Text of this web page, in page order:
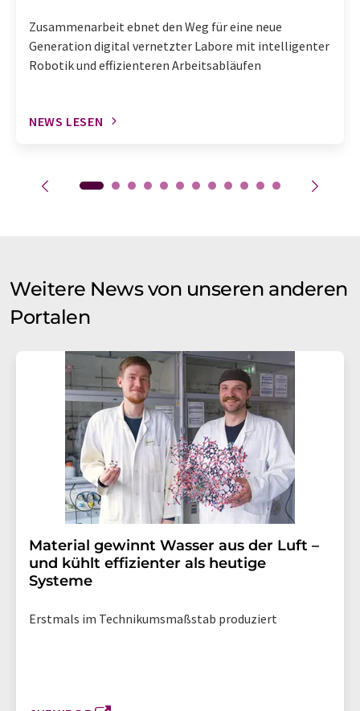
Zusammenarbeit ebnet den Weg für eine neue
Generation digital vernetzter Labore mit intelligenter
Robotik und effizienteren Arbeitsabläufen
NEWS LESEN
Weitere News von unseren anderen
Portalen
Material gewinnt Wasser aus der Luft –
und kühlt effizienter als heutige
Systeme
Erstmals im Technikumsmaßstab produziert